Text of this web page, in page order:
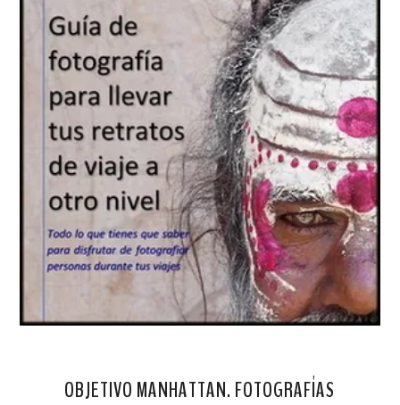
OBJETIVO MANHATTAN. FOTOGRAFÍAS